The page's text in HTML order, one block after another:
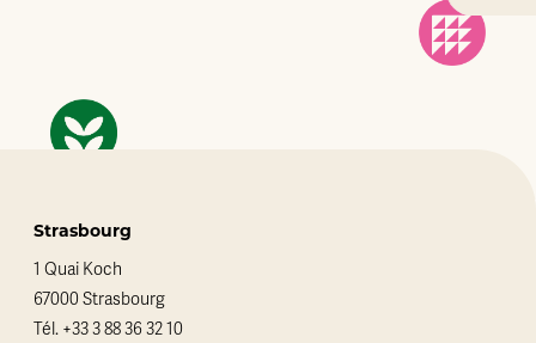
Strasbourg
1 Quai Koch
67000 Strasbourg
Tél. +33 3 88 36 32 10